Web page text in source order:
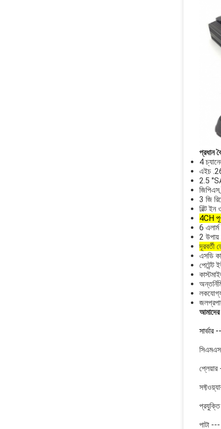
প্রধান
4
এইচ
2.5
জিপিএস
3 জি
বিল্ট
4CH
6
2 উপায়
দূরবর্তী
এসডি
পেটেন্ট
আমাদের
সার্ভার
সিএমএস
প্লেয়ার
প্রযুক্তি
পাটা